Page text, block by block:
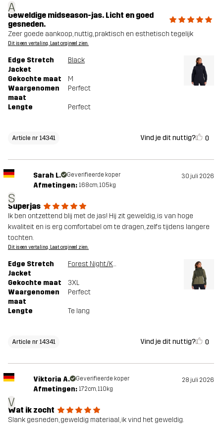
A
Geweldige midseason-jas. Licht en goed
gesneden.
Zeer goede aankoop, nuttig, praktisch en esthetisch tegelijk
Dit is een vertaling. Laat orgineel zien.
Edge Stretch
Jacket
Black
Gekochte maat
M
Waargenomen
maat
Perfect
Lengte Perfect
Article nr 14341 Vind je dit nuttig? 0
S
Sarah L. Geverifieerde koper 30 juli 2026
Afmetingen: 168cm, 105kg
Superjas
Ik ben ontzettend blij met de jas! Hij zit geweldig, is van hoge
kwaliteit en is erg comfortabel om te dragen, zelfs tijdens langere
tochten.
Dit is een vertaling. Laat orgineel zien.
Edge Stretch
Jacket
Forest Night/Kalamata
Gekochte maat
3XL
Waargenomen
maat
Perfect
Lengte Te lang
Article nr 14341 Vind je dit nuttig? 0
V
Viktoria A. Geverifieerde koper 28 juli 2026
Afmetingen: 172cm, 110kg
Wat ik zocht
Slank gesneden, geweldig materiaal, ik vind het geweldig.